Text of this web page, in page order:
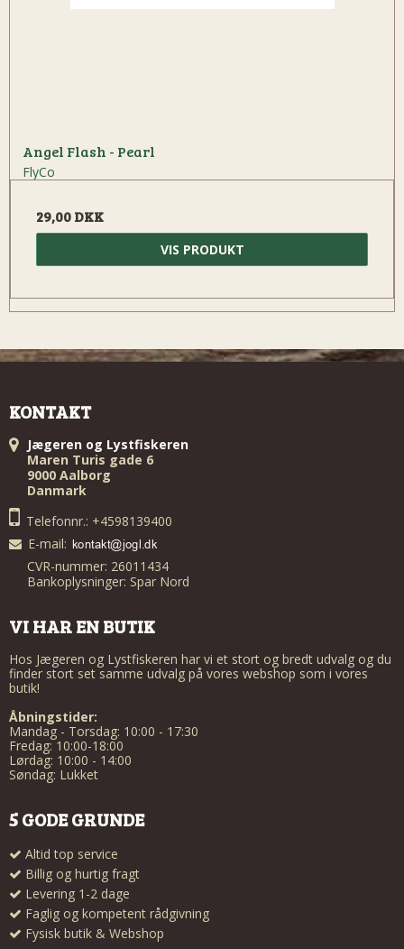
Angel Flash - Pearl
FlyCo
29,00 DKK
VIS PRODUKT
KONTAKT
Jægeren og Lystfiskeren
Maren Turis gade 6
9000 Aalborg
Danmark
Telefonnr.: +4598139400
E-mail:
CVR-nummer: 26011434
Bankoplysninger: Spar Nord
VI HAR EN BUTIK
Hos Jægeren og Lystfiskeren har vi et stort og bredt udvalg og du
finder stort set samme udvalg på vores webshop som i vores
butik!
Åbningstider:
Mandag - Torsdag: 10:00 - 17:30
Fredag: 10:00-18:00
Lørdag: 10:00 - 14:00
Søndag: Lukket
5 GODE GRUNDE
Altid top service
Billig og hurtig fragt
Levering 1-2 dage
Faglig og kompetent rådgivning
Fysisk butik & Webshop